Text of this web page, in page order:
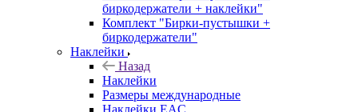
биркодержатели + наклейки"
Комплект "Бирки-пустышки +
биркодержатели"
Наклейки
Назад
Наклейки
Размеры международные
Наклейки EAC